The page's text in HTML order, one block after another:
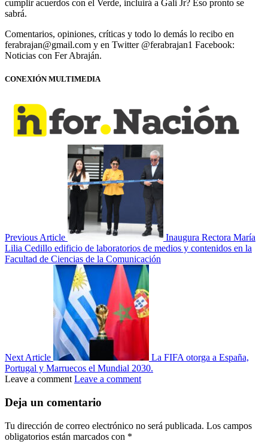
cumplir acuerdos con el Verde, incluirá a Gali Jr? Eso pronto se
sabrá.
Comentarios, opiniones, críticas y todo lo demás lo recibo en
ferabrajan@gmail.com y en Twitter @ferabrajan1 Facebook:
Noticias con Fer Abraján.
CONEXIÓN MULTIMEDIA
Previous Article
Inaugura Rectora María
Lilia Cedillo edificio de laboratorios de medios y contenidos en la
Facultad de Ciencias de la Comunicación
Next Article
La FIFA otorga a España,
Portugal y Marruecos el Mundial 2030.
Leave a comment Leave a comment
Deja un comentario
Tu dirección de correo electrónico no será publicada. Los campos
obligatorios están marcados con *